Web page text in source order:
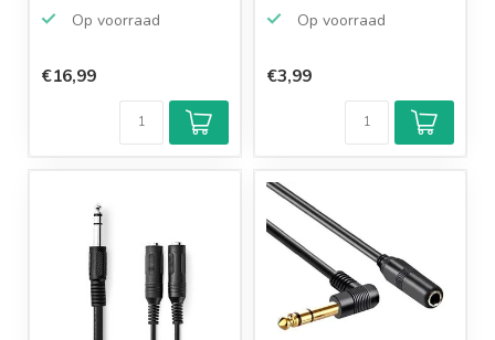
Op voorraad
€16,99
Op voorraad
€3,99